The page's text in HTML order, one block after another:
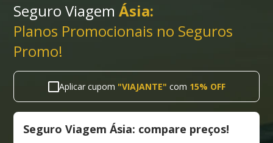
Seguro ViagemÁsia:
Planos Promocionais no Seguros
Promo!
Aplicar cupom "VIAJANTE" com 15% OFF
Seguro Viagem Ásia: compare preços!